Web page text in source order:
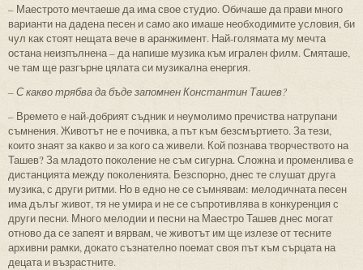
– Маестрото мечтаеше да има свое студио. Обичаше да прави много
варианти на дадена песен и само ако имаше необходимите условия, би
чул как стоят нещата вече в аранжимент. Най-голямата му мечта
остана неизпълнена – да напише музика към игрален филм. Смяташе,
че там ще разгърне цялата си музикална енергия.
– С какво трябва да бъде запомнен Константин Ташев?
– Времето е най-добрият съдник и неумолимо пречиства натрупани
съмнения. Животът не е почивка, а път към безсмъртието. За тези,
които знаят за какво и за кого са живели. Кой познава творчеството на
Ташев? За младото поколение не съм сигурна. Сложна и променлива е
дистанцията между поколенията. Безспорно, днес те слушат друга
музика, с други ритми. Но в едно не се съмнявам: мелодичната песен
има дълъг живот, тя не умира и не се съпротивлява в конкуренция с
други песни. Много мелодии и песни на Маестро Ташев днес могат
отново да се запеят и вярвам, че животът им ще излезе от тесните
архивни рамки, докато съзнателно поемат своя път към сърцата на
децата и възрастните.